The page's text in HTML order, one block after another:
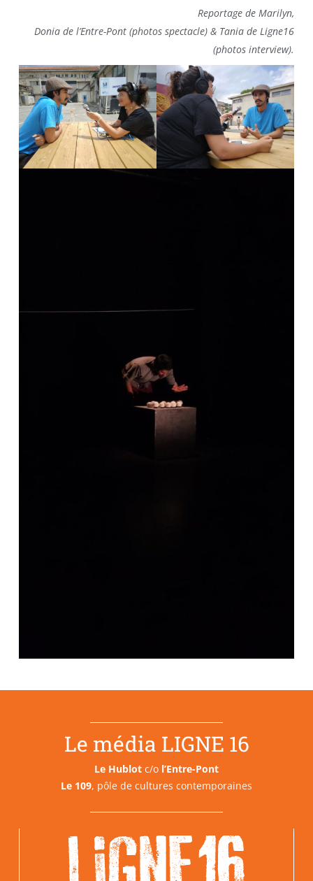
Reportage de Marilyn,
Donia de l’Entre-Pont (photos spectacle) & Tania de Ligne16
(photos interview).
Le média LIGNE 16
Le Hublot c/o l’Entre-Pont
Le 109, pôle de cultures contemporaines